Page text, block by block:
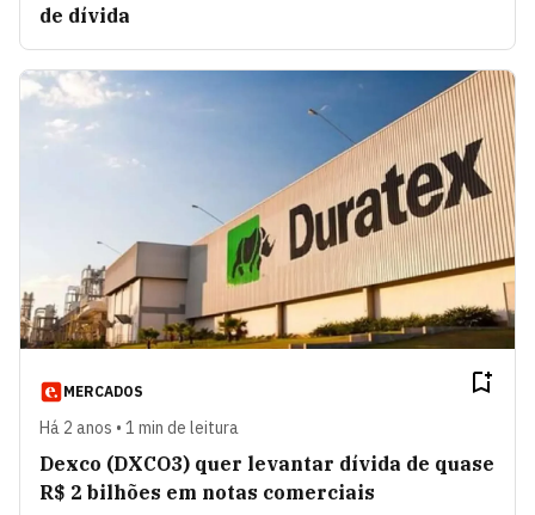
de dívida
MERCADOS
Há 2 anos • 1 min de leitura
Dexco (DXCO3) quer levantar dívida de quase
R$ 2 bilhões em notas comerciais